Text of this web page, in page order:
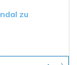
zu